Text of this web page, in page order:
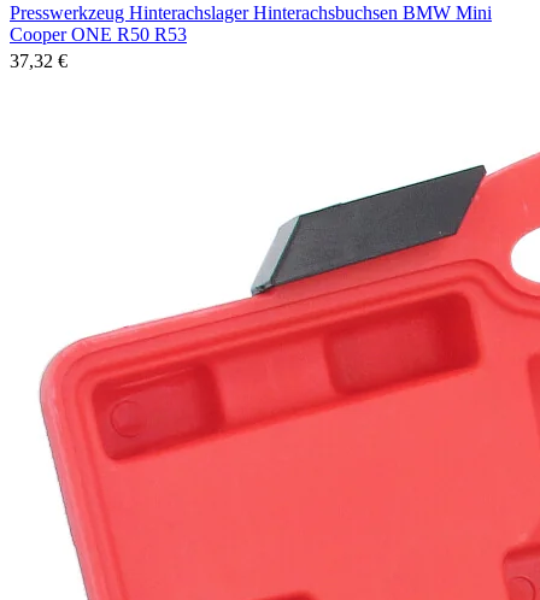
Presswerkzeug Hinterachslager Hinterachsbuchsen BMW Mini
Cooper ONE R50 R53
37,32 €